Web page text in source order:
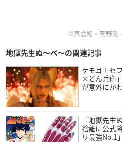
©真倉翔・岡野剛
地獄先生ぬ〜べ〜の関連記事
ケモ耳＋セ
×どん兵衛
が意外にか
『地獄先生
捨離に公式
リ最強No.1」